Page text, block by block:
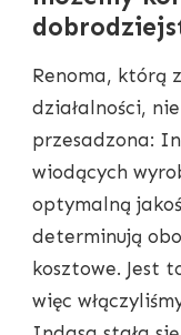
Renoma, którą
działalności,
przesadzona:
wiodących
optymalną
determinują
kosztowe. Jest
więc